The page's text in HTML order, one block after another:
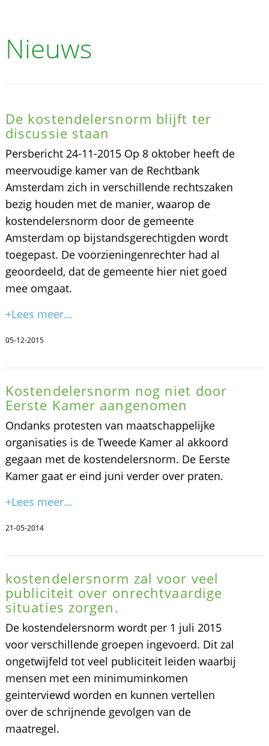
Nieuws
De kostendelersnorm blijft ter
discussie staan
Persbericht 24-11-2015 Op 8 oktober heeft de
meervoudige kamer van de Rechtbank
Amsterdam zich in verschillende rechtszaken
bezig houden met de manier, waarop de
kostendelersnorm door de gemeente
Amsterdam op bijstandsgerechtigden wordt
toegepast. De voorzieningenrechter had al
geoordeeld, dat de gemeente hier niet goed
mee omgaat.
+Lees meer...
05-12-2015
Kostendelersnorm nog niet door
Eerste Kamer aangenomen
Ondanks protesten van maatschappelijke
organisaties is de Tweede Kamer al akkoord
gegaan met de kostendelersnorm. De Eerste
Kamer gaat er eind juni verder over praten.
+Lees meer...
21-05-2014
kostendelersnorm zal voor veel
publiciteit over onrechtvaardige
situaties zorgen.
De kostendelersnorm wordt per 1 juli 2015
voor verschillende groepen ingevoerd. Dit zal
ongetwijfeld tot veel publiciteit leiden waarbij
mensen met een minimuminkomen
geinterviewd worden en kunnen vertellen
over de schrijnende gevolgen van de
maatregel.